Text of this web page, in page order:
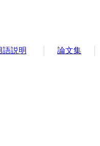
語説明 論文集